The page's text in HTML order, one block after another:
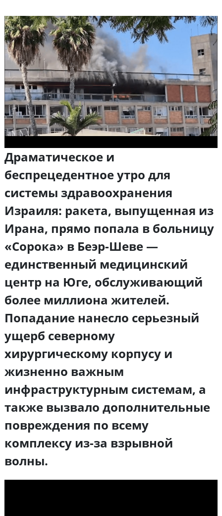
Драматическое и
беспрецедентное утро для
системы здравоохранения
Израиля: ракета, выпущенная из
Ирана, прямо попала в больницу
«Сорока» в Беэр-Шеве —
единственный медицинский
центр на Юге, обслуживающий
более миллиона жителей.
Попадание нанесло серьезный
ущерб северному
хирургическому корпусу и
жизненно важным
инфраструктурным системам, а
также вызвало дополнительные
повреждения по всему
комплексу из-за взрывной
волны.